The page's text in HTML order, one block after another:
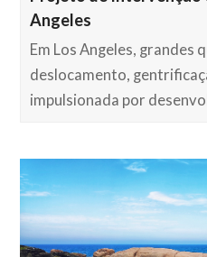
Angeles
Em Los Angeles, grandes
deslocamento,
impulsionada por